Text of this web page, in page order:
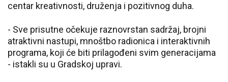
centar kreativnosti, druženja i pozitivnog duha.
- Sve prisutne očekuje raznovrstan sadržaj, brojni
atraktivni nastupi, mnoštbo radionica i interaktivnih
programa, koji će biti prilagođeni svim generacijama
- istakli su u Gradskoj upravi.